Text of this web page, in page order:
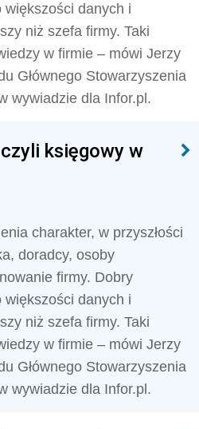
większości danych i
niż szefa firmy. Taki
w firmie – mówi Jerzy
Głównego Stowarzyszenia
wywiadzie dla Infor.pl.
księgowy w
charakter, w przyszłości
doradcy, osoby
firmy. Dobry
większości danych i
niż szefa firmy. Taki
w firmie – mówi Jerzy
Głównego Stowarzyszenia
wywiadzie dla Infor.pl.